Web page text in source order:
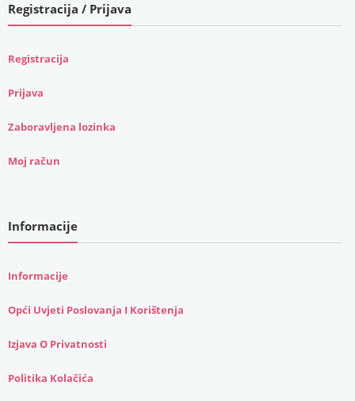
Registracija / Prijava
Registracija
Prijava
Zaboravljena lozinka
Moj račun
Informacije
Informacije
Opći Uvjeti Poslovanja I Korištenja
Izjava O Privatnosti
Politika Kolačića